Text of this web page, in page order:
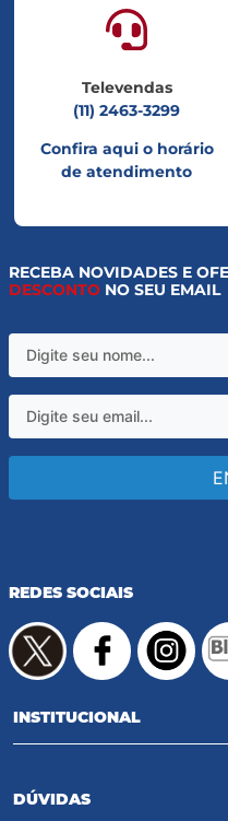
Televendas
(11) 2463-3299
Confira aqui o horário
de atendimento
RECEBA NOVIDADES E
DESCONTO NO SEU EMAIL
REDES SOCIAIS
INSTITUCIONAL
DÚVIDAS